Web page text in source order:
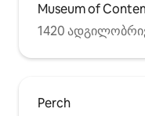
Museum of
1420
Perch